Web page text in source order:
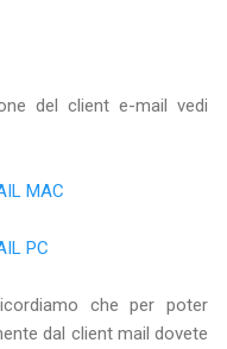
del client e-mail vedi
MAC
PC
che per poter
dal client mail dovete